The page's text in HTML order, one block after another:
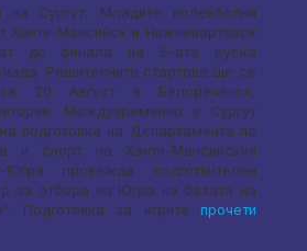
на Сургут, Младите волейболни
Ханти-Мансийск и Нижневартовск
до финала на 5-ата руска
Решителните стартове ще се
20 Август в Белореченск,
Междувременно в Сургут
подготовка на Департамента по
и спорт на Ханти-Мансийския
Югра провежда подготвителен
за отбора на Югра на базата на
Подготовка за игрите прочети